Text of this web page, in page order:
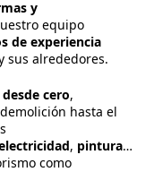
y
equipo
de experiencia
sus alrededores.
cero,
hasta el
, pintura…
como